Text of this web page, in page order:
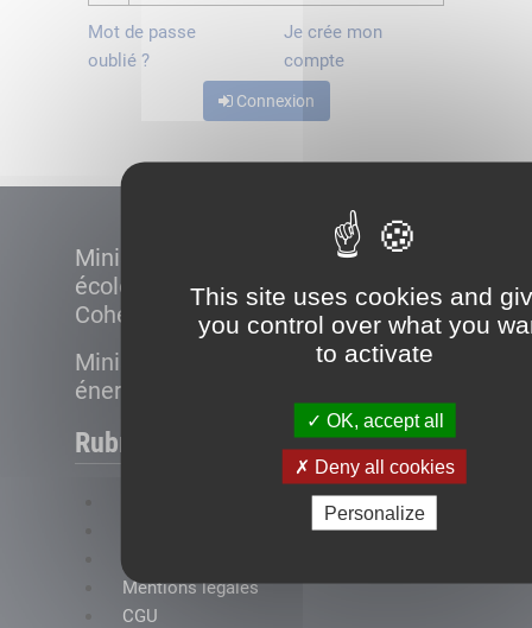
This site uses cookies and
you control over what you
to activate
OK, accept all
Deny all cookies
Personalize
Mot de passe
oublié ?
Je crée mon
compte
Connexion
Ministère de la Transition
écologique et de la
Cohésion des territoires
Ministère de la Transition
énergétique
Rubriques
Mentions légales
CGU